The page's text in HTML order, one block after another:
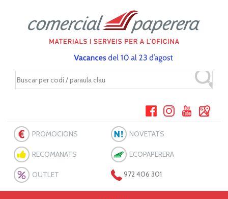
PROMOCIONS NOVETATS
RECOMANATS ECOPAPERERA
OUTLET 972 406 301